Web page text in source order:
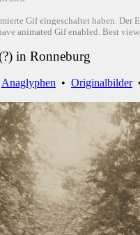
Gif eingeschaltet haben. Der
animated Gif enabled. Best
in Ronneburg
Anaglyphen • Originalbilder